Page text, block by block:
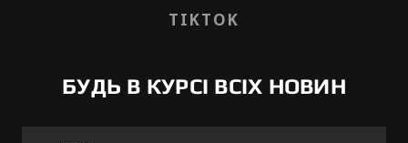
TIKTOK
БУДЬ В КУРСІ ВСІХ НОВИН